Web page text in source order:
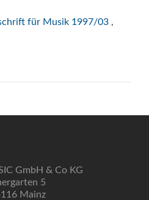
für Musik 1997/03 ,
GmbH & Co KG
5
Mainz